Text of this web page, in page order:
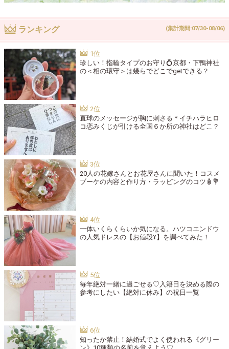
ランキング (集計期間:07/30-08/06)
珍しい！指輪タイプのお守り💍京都・下鴨神社
の＜相の環守＞は幾らでどこでgetできる？
直球のメッセージが胸に刺さる＊イチハラヒロ
コ恋みくじが引ける全国６か所の神社はどこ？
20人の花嫁さんとお花屋さんに聞いた！コスメ
ブーケの内容と作り方・ラッピングのコツ🧴💐
一体いくらくらいか気になる。ハツコエンドウ
の人気ドレスの【お値段¥】を調べてみた！
毎年絶対一緒に過ごせる♡入籍日を決める際の
参考にしたい【絶対に休み】の祝日一覧
知ったか禁止！結婚式でよく使われる《グリー